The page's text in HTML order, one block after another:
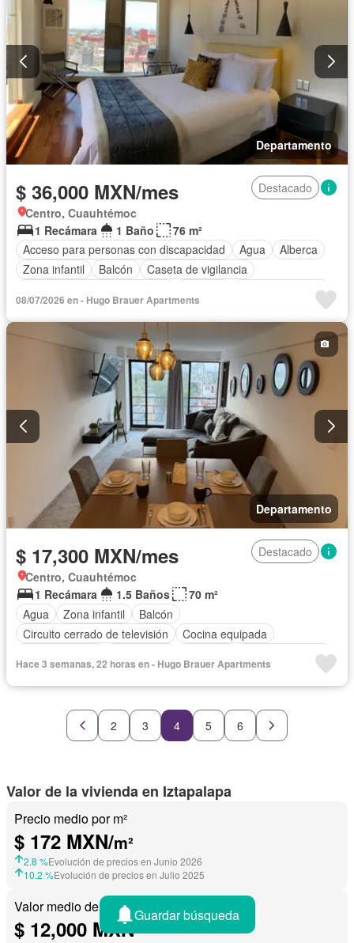
Departamento
$ 36,000 MXN/mes
Destacado
Centro, Cuauhtémoc
1 Recámara
1 Baño
76 m²
Acceso para personas con discapacidad
Agua
Alberca
Zona infantil
Balcón
Caseta de vigilancia
Cocina equipada
Cocina integral
Cuarto de Limpieza
Estacionamiento
Gimnasio
Internet Jardín
Despacho
Recámara con closet
Sala polivalente
Seguridad
Vista panorámica Completamente amueblado
08/07/2026 en - Hugo Brauer Apartments
Departamento
$ 17,300 MXN/mes
Destacado
Centro, Cuauhtémoc
1 Recámara
1.5 Baños
70 m²
Agua
Zona infantil
Balcón
Circuito cerrado de televisión
Cocina equipada
Estacionamiento
Recámara con closet
Azotea Seguridad
Wifi
Completamente amueblado
Hace 3 semanas, 22 horas en - Hugo Brauer Apartments
2 3 4 5 6
Valor de la vivienda en Iztapalapa
Precio medio por m²
$ 172 MXN/m²
2.8 %Evolución de precios en Junio 2026
10.2 %Evolución de precios en Julio 2025
Valor medio de una vivienda
$ 12,000 MXN
Guardar búsqueda